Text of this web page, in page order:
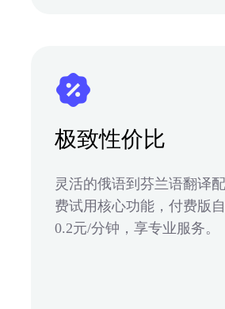
极致性价比
灵活的俄语到芬兰语翻译
费试用核心功能，付费版
0.2元/分钟，享专业服务。